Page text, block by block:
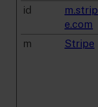
id
m.strip
e.com
m
Stripe